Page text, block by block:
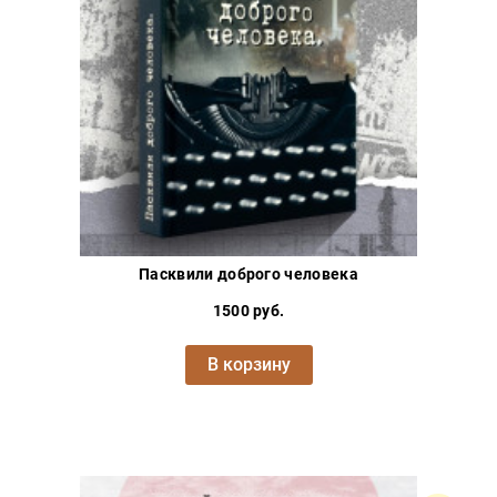
Пасквили доброго человека
1500 руб.
В корзину
Тайное и
непознанное
Образ
жизни
Философия
Военная
Конспирология